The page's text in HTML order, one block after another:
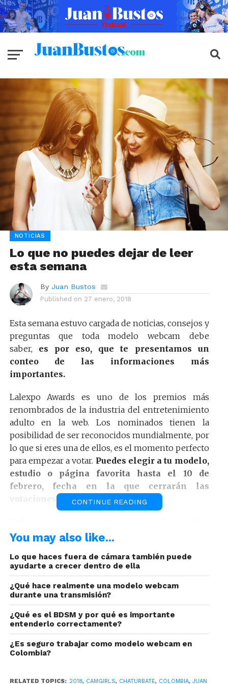
NOTICIAS
Lo que no puedes dejar de leer
esta semana
By Juan Bustos
Published on 27 enero, 2018
Esta semana estuvo cargada de noticias, consejos y
preguntas que toda modelo webcam debe
saber, es por eso, que te presentamos un
conteo de las informaciones más
importantes.
Lalexpo Awards es uno de los premios más
renombrados de la industria del entretenimiento
adulto en la web. Los nominados tienen la
posibilidad de ser reconocidos mundialmente, por
lo que si eres una de ellos, es el momento perfecto
para empezar a votar. Puedes elegir a tu modelo,
estudio o página favorita hasta el 10 de
febrero, fecha en la que cerrarán las
votaciones.
Lalexpo, el congreso Latinoamericano que reúne a
los mayores exponentes de la industria del
entretenimiento adulto aquí.
¡Elige a tu nominado favorito
ahora! Premios Lalexpo Awards
2018
CONTINUE READING
You may also like...
Lo que haces fuera de cámara también puede
ayudarte a crecer dentro de ella
¿Qué hace realmente una modelo webcam
durante una transmisión?
¿Qué es el BDSM y por qué es importante
entenderlo correctamente?
¿Es seguro trabajar como modelo webcam en
Colombia?
RELATED TOPICS: 2018, CAMGIRLS, CHATURBATE, COLOMBIA, JUAN